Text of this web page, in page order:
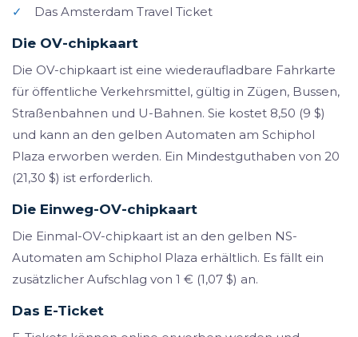
✓ Das Amsterdam Travel Ticket
Die OV-chipkaart
Die OV-chipkaart ist eine wiederaufladbare Fahrkarte
für öffentliche Verkehrsmittel, gültig in Zügen, Bussen,
Straßenbahnen und U-Bahnen. Sie kostet 8,50 (9 $)
und kann an den gelben Automaten am Schiphol
Plaza erworben werden. Ein Mindestguthaben von 20
(21,30 $) ist erforderlich.
Die Einweg-OV-chipkaart
Die Einmal-OV-chipkaart ist an den gelben NS-
Automaten am Schiphol Plaza erhältlich. Es fällt ein
zusätzlicher Aufschlag von 1 € (1,07 $) an.
Das E-Ticket